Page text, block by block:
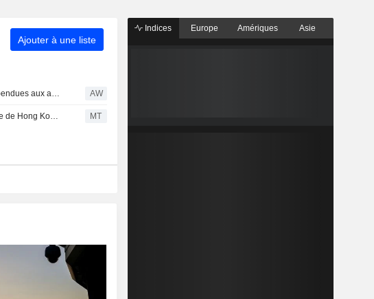
Ajouter à une liste
Les Bourses suspendues aux avancées géopolitiques, nouveaux records en Europe AW
Repli de la Bourse de Hong Kong dans le sillage de la technologie ; Swire Properties recule malgré ses bénéfices MT
Indices Europe Amériques Asie